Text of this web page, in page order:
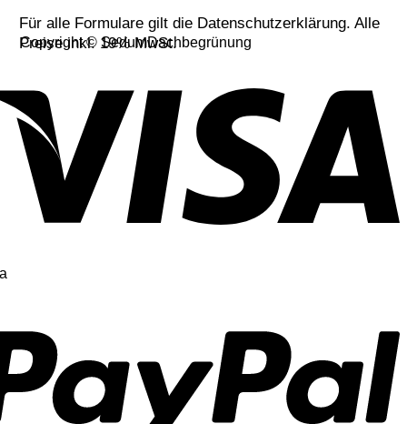
Für alle Formulare gilt die Datenschutzerklärung. Alle
Preise inkl. 19% MwSt.
Copyright © SedumDachbegrünung